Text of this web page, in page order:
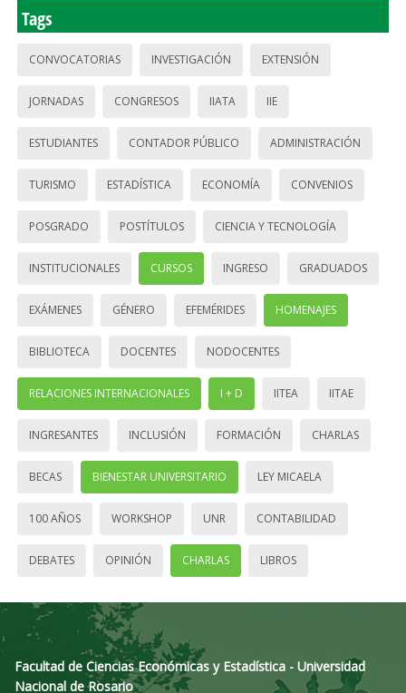
Tags
CONVOCATORIAS INVESTIGACIÓN EXTENSIÓN
JORNADAS CONGRESOS IIATA IIE
ESTUDIANTES CONTADOR PÚBLICO ADMINISTRACIÓN
TURISMO ESTADÍSTICA ECONOMÍA CONVENIOS
POSGRADO POSTÍTULOS CIENCIA Y TECNOLOGÍA
INSTITUCIONALES CURSOS INGRESO GRADUADOS
EXÁMENES GÉNERO EFEMÉRIDES HOMENAJES
BIBLIOTECA DOCENTES NODOCENTES
RELACIONES INTERNACIONALES I + D IITEA IITAE
INGRESANTES INCLUSIÓN FORMACIÓN CHARLAS
BECAS BIENESTAR UNIVERSITARIO LEY MICAELA
100 AÑOS WORKSHOP UNR CONTABILIDAD
DEBATES OPINIÓN CHARLAS LIBROS
Facultad de Ciencias Económicas y Estadística - Universidad
Nacional de Rosario